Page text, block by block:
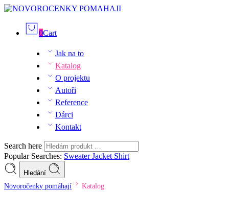
0Cart
Jak na to
Katalog
O projektu
Autoři
Reference
Dárci
Kontakt
Search here
Popular Searches: SweaterJacket Shirt
Hledání
Novoročenky pomáhají Katalog